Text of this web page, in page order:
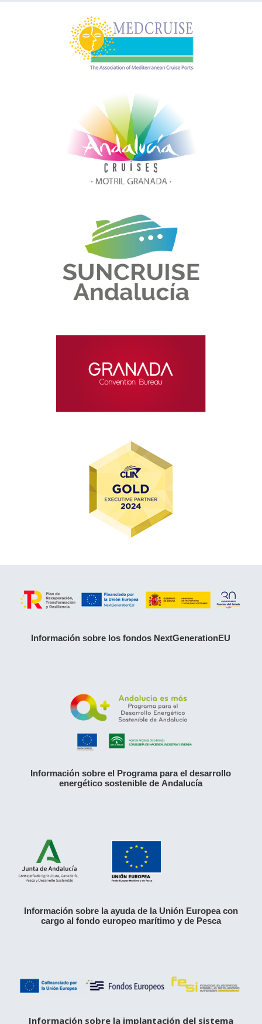
Información sobre los fondos NextGenerationEU
Información sobre el Programa para el desarrollo
energético sostenible de Andalucía
Información sobre la ayuda de la Unión Europea con
cargo al fondo europeo marítimo y de Pesca
Información sobre la implantación del sistema